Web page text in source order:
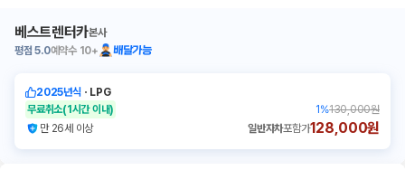
베스트렌터카본사
평점 5.0예약수 10+ 배달가능
2025년식 ㆍ LPG
무료취소(1시간 이내) 1 %130,000원
만 26세 이상
일반자차포함가128,000원